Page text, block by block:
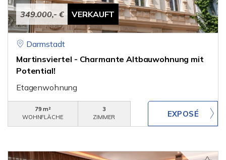
349.000,- € VERKAUFT
Darmstadt
Martinsviertel - Charmante Altbauwohnung mit
Potential!
Etagenwohnung
79 m²
WOHNFLÄCHE
3
ZIMMER